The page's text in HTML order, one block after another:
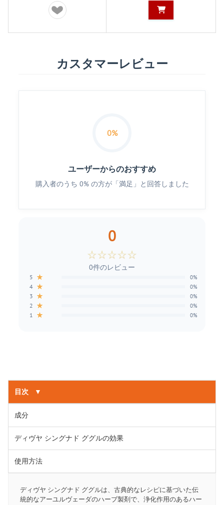
カスタマーレビュー
0%
ユーザーからのおすすめ
購入者のうち 0% の方が「満足」と回答しました
0
☆☆☆☆☆
0件のレビュー
5 ★ 0%
4 ★ 0%
3 ★ 0%
2 ★ 0%
1 ★ 0%
目次 ▼
成分
ディヴヤ シングナド ググルの効果
使用方法
ディヴヤ シングナド ググルは、古典的なレシピに基づいた伝
統的なアーユルヴェーダのハーブ製剤で、浄化作用のあるハー